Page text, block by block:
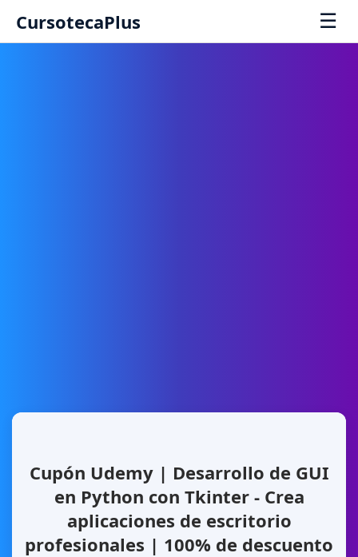
CursotecaPlus ☰
Cupón Udemy | Desarrollo de GUI
en Python con Tkinter - Crea
aplicaciones de escritorio
profesionales | 100% de descuento